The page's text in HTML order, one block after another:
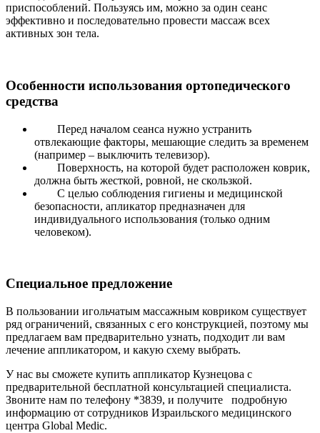
приспособлений. Пользуясь им, можно за один сеанс
эффективно и последовательно провести массаж всех
активных зон тела.
Особенности использования ортопедического
средства
Перед началом сеанса нужно устранить
отвлекающие факторы, мешающие следить за временем
(например – выключить телевизор).
Поверхность, на которой будет расположен коврик,
должна быть жесткой, ровной, не скользкой.
С целью соблюдения гигиены и медицинской
безопасности, апликатор предназначен для
индивидуального использования (только одним
человеком).
Специальное предложение
В пользовании игольчатым массажным ковриком существует
ряд ограничений, связанных с его конструкцией, поэтому мы
предлагаем вам предварительно узнать, подходит ли вам
лечение аппликатором, и какую схему выбрать.
У нас вы сможете купить аппликатор Кузнецова с
предварительной бесплатной консультацией специалиста.
Звоните нам по телефону *3839, и получите подробную
информацию от сотрудников Израильского медицинского
центра Global Medic.